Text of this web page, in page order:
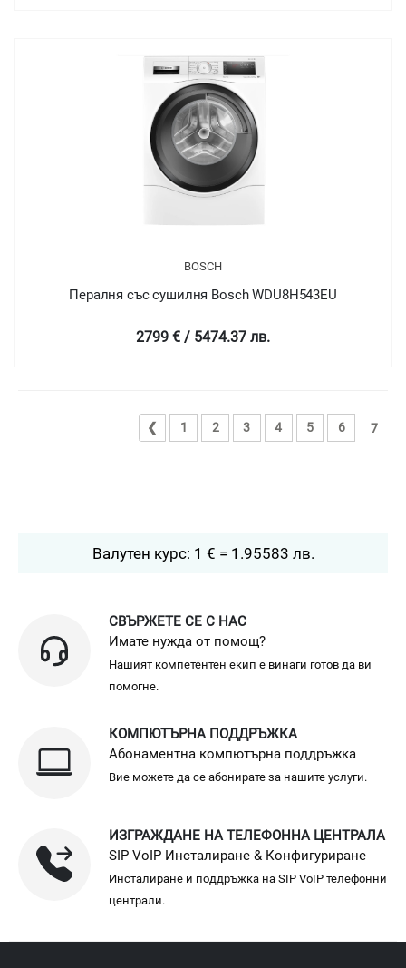
BOSCH
Пералня със сушилня Bosch WDU8H543EU
2799 € / 5474.37 лв.
❮ 1 2 3 4 5 6 7
Валутен курс: 1 € = 1.95583 лв.
СВЪРЖЕТЕ СЕ С НАС
Имате нужда от помощ?
Нашият компетентен екип е винаги готов да ви
помогне.
КОМПЮТЪРНА ПОДДРЪЖКА
Абонаментна компютърна поддръжка
Вие можете да се абонирате за нашите услуги.
ИЗГРАЖДАНЕ НА ТЕЛЕФОННА ЦЕНТРАЛА
SIP VoIP Инсталиране & Конфигуриране
Инсталиране и поддръжка на SIP VoIP телефонни
централи.